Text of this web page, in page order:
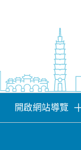
開啟網站導覽